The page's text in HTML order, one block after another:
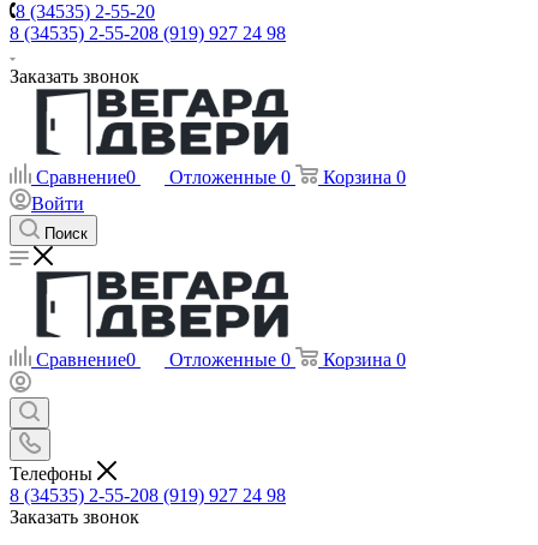
8 (34535) 2-55-20
8 (34535) 2-55-208 (919) 927 24 98
Заказать звонок
Сравнение0 Отложенные 0 Корзина 0
Войти
Поиск
Сравнение0 Отложенные 0 Корзина 0
Телефоны
8 (34535) 2-55-208 (919) 927 24 98
Заказать звонок